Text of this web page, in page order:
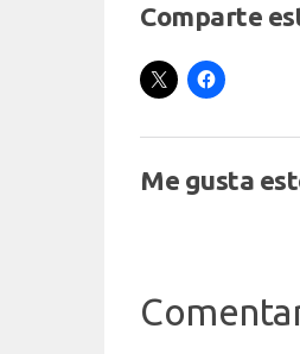
Comparte
Me gusta